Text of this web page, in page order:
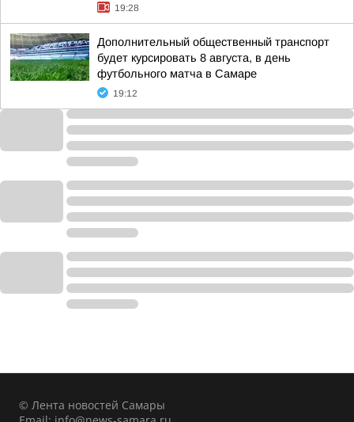
19:28
Дополнительный общественный транспорт
будет курсировать 8 августа, в день
футбольного матча в Самаре
19:12
© Лента новостей Самары